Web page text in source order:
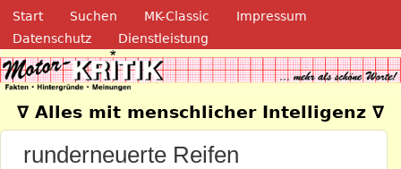
Direkt zum Inhalt
Navigation
Start Suchen MK-Classic
Impressum
Datenschutz
Dienstleistung
Motor-Kritik.de
∇ Alles mit menschlicher Intelligenz ∇
runderneuerte Reifen